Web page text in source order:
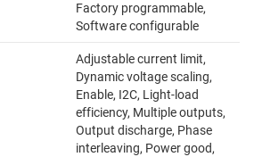
Factory programmable,
Software configurable
Adjustable current limit,
Dynamic voltage scaling,
Enable, I2C, Light-load
efficiency, Multiple outputs,
Output discharge, Phase
interleaving, Power good,